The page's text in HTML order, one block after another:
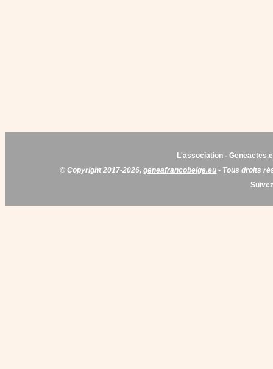
L'association -
© Copyright 2017-2026,geneafrancobelge.eu - Tous droits